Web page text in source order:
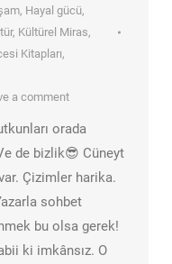
, Hayal gücü,
, Kültürel Miras,
Kitapları,
a comment
orada
de bizlik😎 Cüneyt
Çizimler harika.
sohbet
bu olsa gerek!
ki imkânsız. O